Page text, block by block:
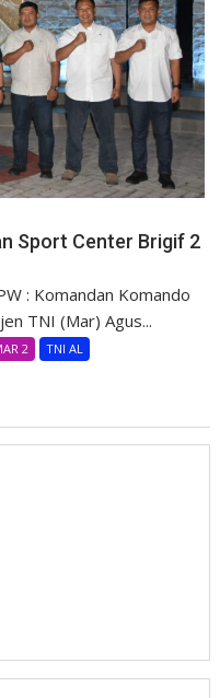
Sport Center Brigif 2
: Komandan Komando
TNI (Mar) Agus...
2 TNI AL